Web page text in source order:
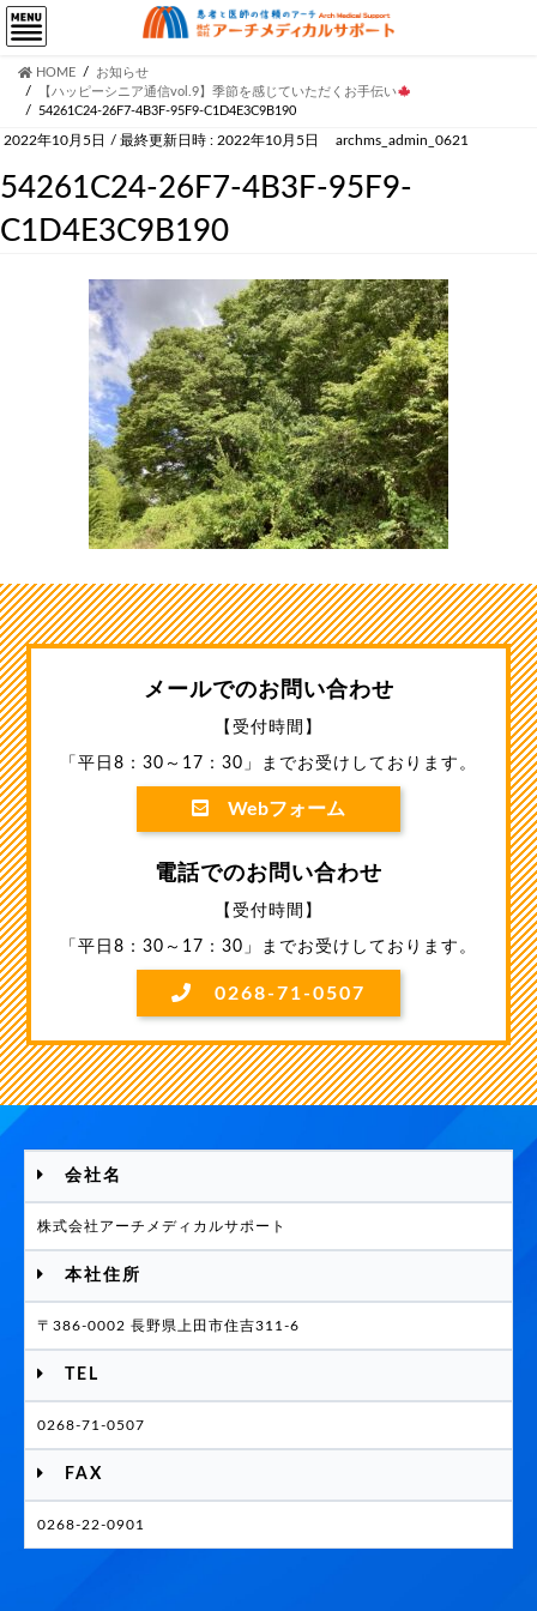
HOME
お知らせ
【ハッピーシニア通信vol.9】季節を感じていただくお手伝い
54261C24-26F7-4B3F-95F9-C1D4E3C9B190
2022年10月5日 / 最終更新日時 : 2022年10月5日 archms_admin_0621
54261C24-26F7-4B3F-95F9-
C1D4E3C9B190
メールでのお問い合わせ
【受付時間】
「平日8：30～17：30」までお受けしております。
Webフォーム
電話でのお問い合わせ
【受付時間】
「平日8：30～17：30」までお受けしております。
0268-71-0507
会社名
株式会社アーチメディカルサポート
本社住所
〒386-0002 長野県上田市住吉311-6
TEL
0268-71-0507
FAX
0268-22-0901